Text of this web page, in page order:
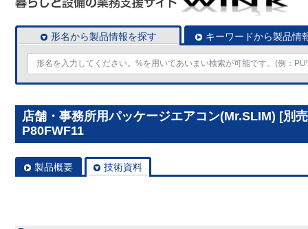
形名から製品情報を探す キーワードから製品情
店舗・事務所用パッケージエアコン(Mr.SLIM) [別
P80FWF11
製品概要 技術資料